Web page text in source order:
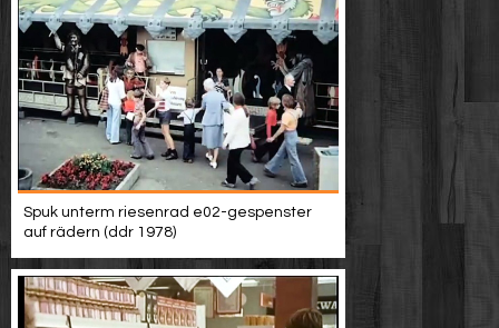
Spuk unterm riesenrad e02-gespenster
auf rädern (ddr 1978)